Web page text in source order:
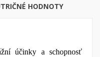
HODNOTY
účinky a schopnosť